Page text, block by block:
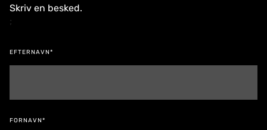
Skriv en besked.
;
EFTERNAVN*
FORNAVN*